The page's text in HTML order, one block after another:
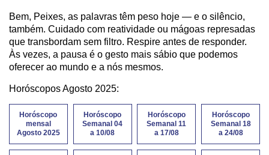
Bem, Peixes, as palavras têm peso hoje — e o silêncio,
também. Cuidado com reatividade ou mágoas represadas
que transbordam sem filtro. Respire antes de responder.
Às vezes, a pausa é o gesto mais sábio que podemos
oferecer ao mundo e a nós mesmos.
Horóscopos Agosto 2025:
Horóscopo
mensal
Agosto 2025
Horóscopo
Semanal 04
a 10/08
Horóscopo
Semanal 11
a 17/08
Horóscopo
Semanal 18
a 24/08